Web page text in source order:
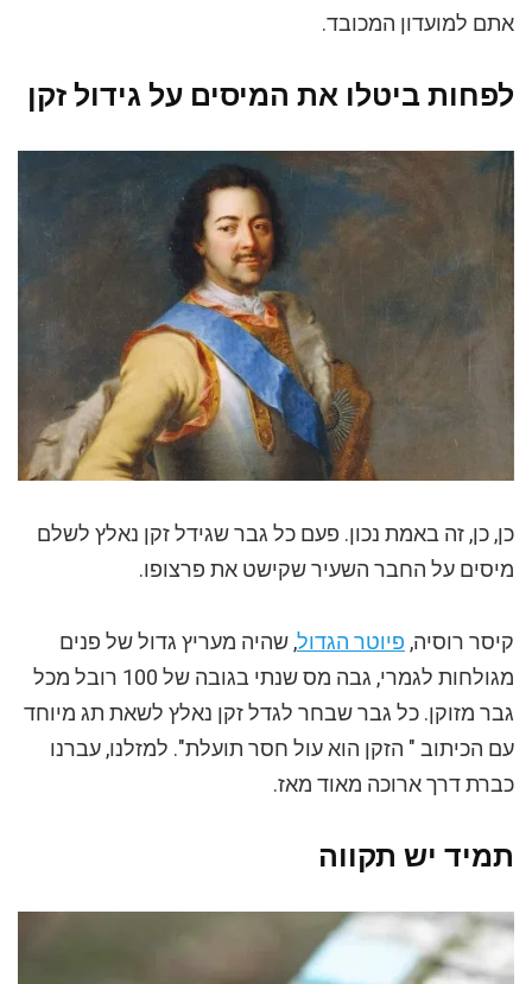
אתם למועדון המכובד.
לפחות ביטלו את המיסים על גידול זקן
כן, כן, זה באמת נכון. פעם כל גבר שגידל זקן נאלץ לשלם
מיסים על החבר השעיר שקישט את פרצופו.
קיסר רוסיה, פיוטר הגדול, שהיה מעריץ גדול של פנים
מגולחות לגמרי, גבה מס שנתי בגובה של 100 רובל מכל
גבר מזוקן. כל גבר שבחר לגדל זקן נאלץ לשאת תג מיוחד
עם הכיתוב " הזקן הוא עול חסר תועלת". למזלנו, עברנו
כברת דרך ארוכה מאוד מאז.
תמיד יש תקווה